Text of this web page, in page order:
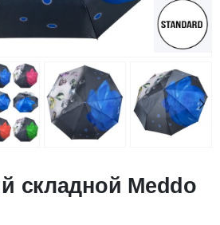
складной Meddo